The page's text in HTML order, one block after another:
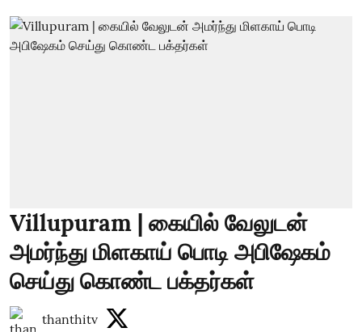
Villupuram | கையில் வேலுடன்
அமர்ந்து மிளகாய் பொடி அபிஷேகம்
செய்து கொண்ட பக்தர்கள்
thanthitv